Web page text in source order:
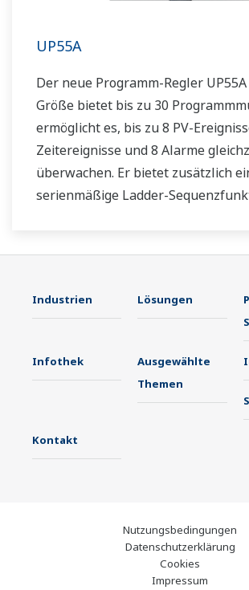
UP55A
Der neue Programm-Regler
Größe bietet bis zu 30
ermöglicht es, bis zu 8 PV-
Zeitereignisse und 8 Alarme
überwachen. Er bietet zusätzlich
serienmäßige Ladder-
Industrien Lösungen
Infothek
Ausgewählte
Themen
Kontakt
Nutzungsbedingungen
Datenschutzerklärung
Cookies
Impressum